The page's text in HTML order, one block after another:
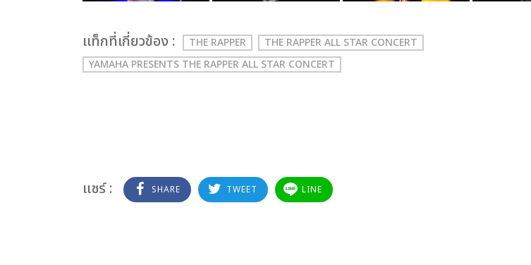
เเท็กที่เกี่ยวข้อง : THE RAPPER
THE RAPPER ALL STAR CONCERT
YAMAHA PRESENTS THE RAPPER ALL STAR CONCERT
แชร์ : SHARE TWEET LINE